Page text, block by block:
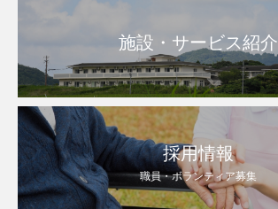
施設・サービス紹介
採用情報
職員・ボランティア募集